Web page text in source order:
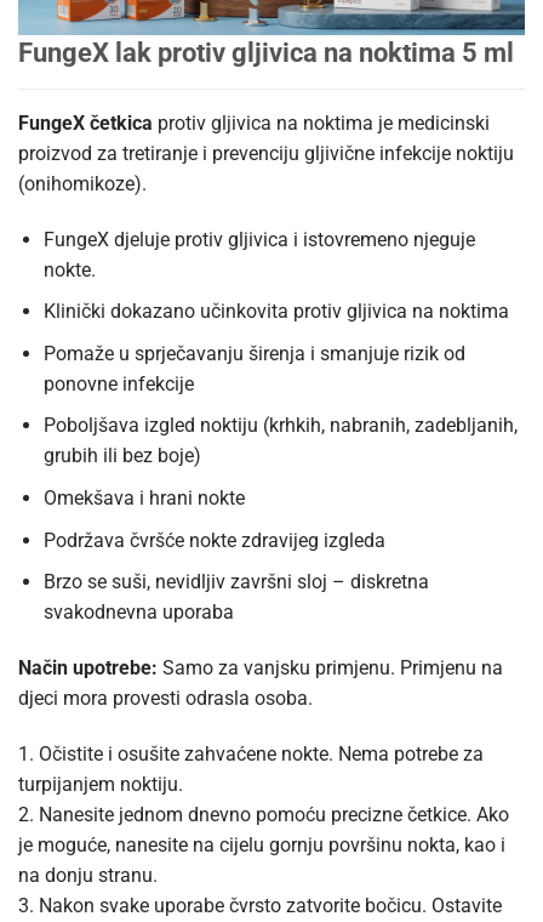
FungeX lak protiv gljivica na noktima 5 ml
FungeX četkica protiv gljivica na noktima je medicinski
proizvod za tretiranje i prevenciju gljivične infekcije noktiju
(onihomikoze).
FungeX djeluje protiv gljivica i istovremeno njeguje
nokte.
Klinički dokazano učinkovita protiv gljivica na noktima
Pomaže u sprječavanju širenja i smanjuje rizik od
ponovne infekcije
Poboljšava izgled noktiju (krhkih, nabranih, zadebljanih,
grubih ili bez boje)
Omekšava i hrani nokte
Podržava čvršće nokte zdravijeg izgleda
Brzo se suši, nevidljiv završni sloj – diskretna
svakodnevna uporaba
Način upotrebe: Samo za vanjsku primjenu. Primjenu na
djeci mora provesti odrasla osoba.
1. Očistite i osušite zahvaćene nokte. Nema potrebe za
turpijanjem noktiju.
2. Nanesite jednom dnevno pomoću precizne četkice. Ako
je moguće, nanesite na cijelu gornju površinu nokta, kao i
na donju stranu.
3. Nakon svake uporabe čvrsto zatvorite bočicu. Ostavite